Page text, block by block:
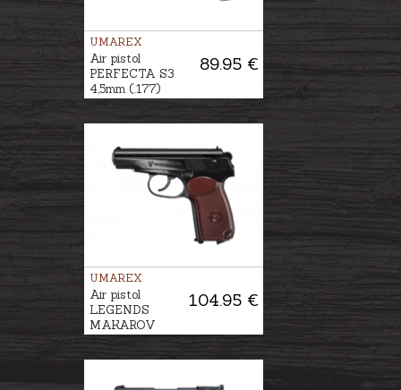
UMAREX
89.95 €
Air pistol
PERFECTA S3
4,5mm (.177)
UMAREX
104.95 €
Air pistol
LEGENDS
MAKAROV